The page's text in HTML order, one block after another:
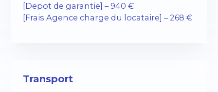
[Depot de garantie] – 940 €
[Frais Agence charge du locataire] – 268 €
Transport